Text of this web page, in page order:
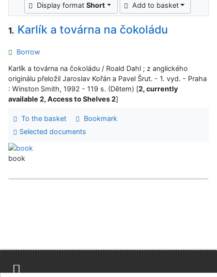
Display formatShort Add to basket
1. Karlík a továrna na čokoládu
Borrow
Karlík a továrna na čokoládu / Roald Dahl ; z anglického
originálu přeložil Jaroslav Kořán a Pavel Šrut. - 1. vyd. - Praha
: Winston Smith, 1992 - 119 s. (Dětem) [2, currently
available 2, Access to Shelves 2]
To the basket
Bookmark
Selected documents
book